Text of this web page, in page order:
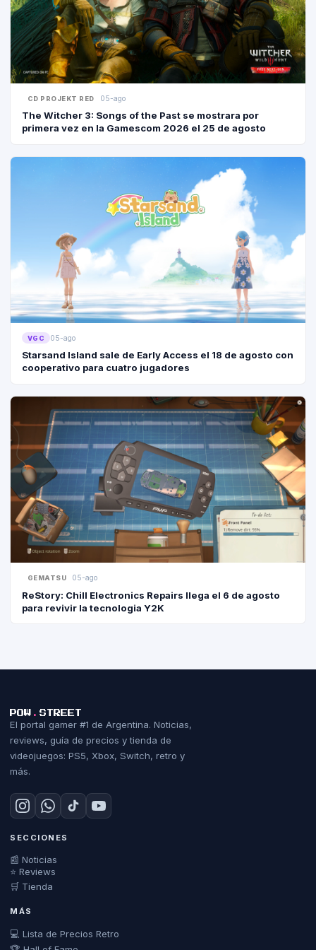
CD PROJEKT RED 05-ago
The Witcher 3: Songs of the Past se mostrara por
primera vez en la Gamescom 2026 el 25 de agosto
VGC 05-ago
Starsand Island sale de Early Access el 18 de agosto con
cooperativo para cuatro jugadores
GEMATSU 05-ago
ReStory: Chill Electronics Repairs llega el 6 de agosto
para revivir la tecnologia Y2K
POW . STREET
El portal gamer #1 de Argentina. Noticias,
reviews, guía de precios y tienda de
videojuegos: PS5, Xbox, Switch, retro y
más.
SECCIONES
📰 Noticias
⭐ Reviews
🛒 Tienda
MÁS
💻 Lista de Precios Retro